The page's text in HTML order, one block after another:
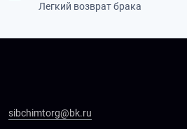
Легкий возврат брака
sibchimtorg@bk.ru